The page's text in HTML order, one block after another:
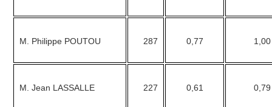
M. Philippe POUTOU 287 0,77 1,00
M. Jean LASSALLE 227 0,61 0,79